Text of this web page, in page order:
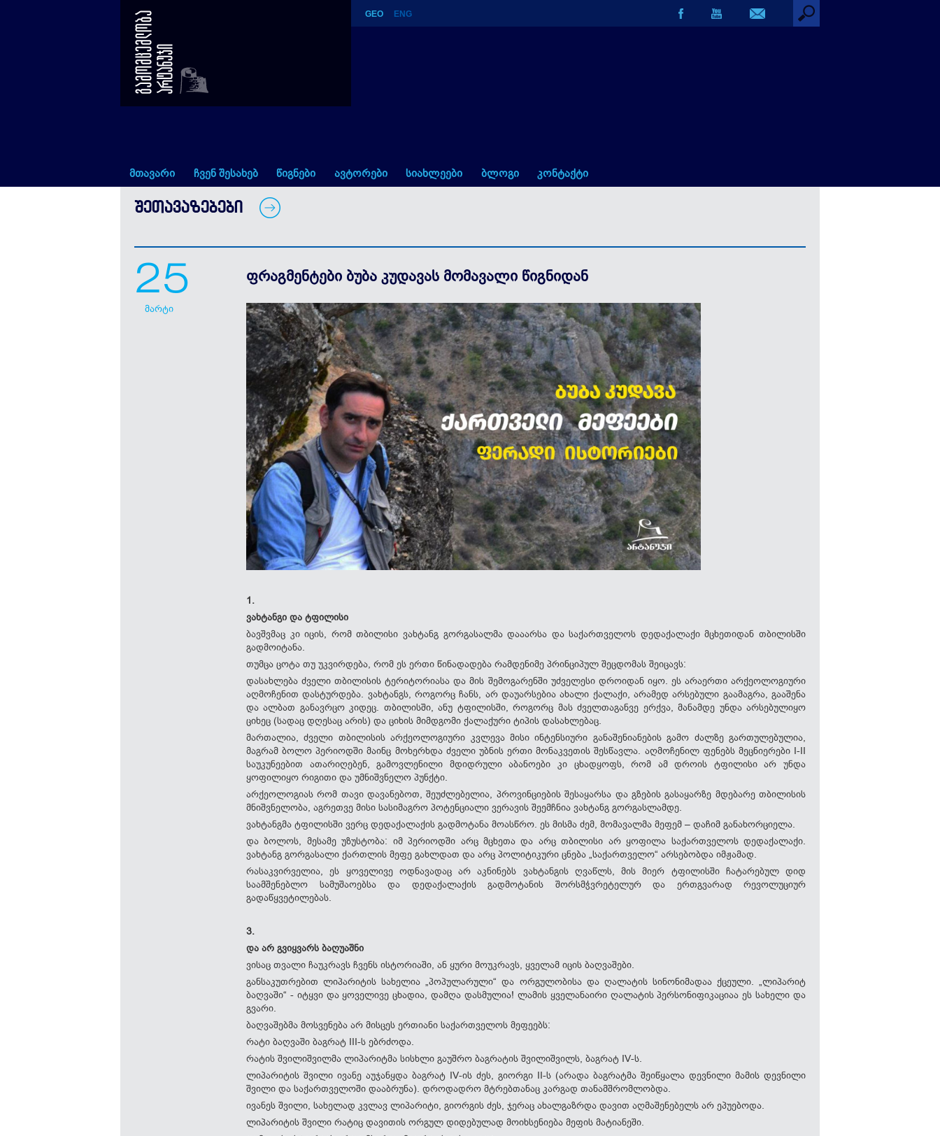
ფრაგმენტები ბუბა კუდავას მომავალი წიგნიდან
GEO ENG
მთავარი ჩვენ შესახებ წიგნები ავტორები სიახლეები ბლოგი კონტაქტი
ᲨᲔᲗᲐᲕᲐᲖᲔᲑᲔᲑᲘ
25
მარტი
ფრაგმენტები ბუბა კუდავას მომავალი წიგნიდან
1.
ვახტანგი და ტფილისი
ბავშვმაც კი იცის, რომ თბილისი ვახტანგ გორგასალმა დააარსა და საქართველოს დედაქალაქი მცხეთიდან თბილისში
გადმოიტანა.
თუმცა ცოტა თუ უკვირდება, რომ ეს ერთი წინადადება რამდენიმე პრინციპულ შეცდომას შეიცავს:
დასახლება ძველი თბილისის ტერიტორიასა და მის შემოგარენში უძველესი დროიდან იყო. ეს არაერთი არქეოლოგიური
აღმოჩენით დასტურდება. ვახტანგს, როგორც ჩანს, არ დაუარსებია ახალი ქალაქი, არამედ არსებული გაამაგრა, გააშენა
და ალბათ განავრცო კიდეც. თბილისში, ანუ ტფილისში, როგორც მას ძველთაგანვე ერქვა, მანამდე უნდა არსებულიყო
ციხეც (სადაც დღესაც არის) და ციხის მიმდგომი ქალაქური ტიპის დასახლებაც.
მართალია, ძველი თბილისის არქეოლოგიური კვლევა მისი ინტენსიური განაშენიანების გამო ძალზე გართულებულია,
მაგრამ ბოლო პერიოდში მაინც მოხერხდა ძველი უბნის ერთი მონაკვეთის შესწავლა. აღმოჩენილ ფენებს მეცნიერები I-II
საუკუნეებით ათარიღებენ, გამოვლენილი მდიდრული აბანოები კი ცხადყოფს, რომ ამ დროის ტფილისი არ უნდა
ყოფილიყო რიგითი და უმნიშვნელო პუნქტი.
არქეოლოგიას რომ თავი დავანებოთ, შეუძლებელია, პროვინციების შესაყარსა და გზების გასაყარზე მდებარე თბილისის
მნიშვნელობა, აგრეთვე მისი სასიმაგრო პოტენციალი ვერავის შეემჩნია ვახტანგ გორგასლამდე.
ვახტანგმა ტფილისში ვერც დედაქალაქის გადმოტანა მოასწრო. ეს მისმა ძემ, მომავალმა მეფემ – დაჩიმ განახორციელა.
და ბოლოს, მესამე უზუსტობა: იმ პერიოდში არც მცხეთა და არც თბილისი არ ყოფილა საქართველოს დედაქალაქი.
ვახტანგ გორგასალი ქართლის მეფე გახლდათ და არც პოლიტიკური ცნება „საქართველო“ არსებობდა იმჟამად.
რასაკვირველია, ეს ყოველივე ოდნავადაც არ აკნინებს ვახტანგის ღვაწლს, მის მიერ ტფილისში ჩატარებულ დიდ
საამშენებლო სამუშაოებსა და დედაქალაქის გადმოტანის შორსმჭვრეტელურ და ერთგვარად რევოლუციურ
გადაწყვეტილებას.
3.
და არ გვიყვარს ბაღუაშნი
ვისაც თვალი ჩაუკრავს ჩვენს ისტორიაში, ან ყური მოუკრავს, ყველამ იცის ბაღვაშები.
განსაკუთრებით ლიპარიტის სახელია „პოპულარული“ და ორგულობისა და ღალატის სინონიმადაა ქცეული. „ლიპარიტ
ბაღვაში“ - იტყვი და ყოველივე ცხადია, დამღა დასმულია! ლამის ყველანაირი ღალატის პერსონიფიკაციაა ეს სახელი და
გვარი.
ბაღვაშებმა მოსვენება არ მისცეს ერთიანი საქართველოს მეფეებს:
რატი ბაღვაში ბაგრატ III-ს ებრძოდა.
რატის შვილიშვილმა ლიპარიტმა სისხლი გაუშრო ბაგრატის შვილიშვილს, ბაგრატ IV-ს.
ლიპარიტის შვილი ივანე აუჯანყდა ბაგრატ IV-ის ძეს, გიორგი II-ს (არადა ბაგრატმა შეიწყალა დევნილი მამის დევნილი
შვილი და საქართველოში დააბრუნა). დროდადრო მტრებთანაც კარგად თანამშრომლობდა.
ივანეს შვილი, სახელად კვლავ ლიპარიტი, გიორგის ძეს, ჯერაც ახალგაზრდა დავით აღმაშენებელს არ ეპუებოდა.
ლიპარიტის შვილი რატიც დავითის ორგულ დიდებულად მოიხსენიება მეფის მატიანეში.